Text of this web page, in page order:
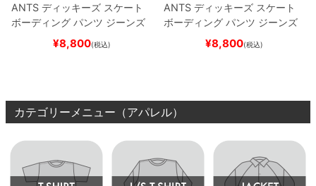
ANTS ディッキーズ スケート
ボーディング パンツ ジーンズ
SLIM FIT 30 LENGTH
スケートボード スケボ
¥8,800(税込)
ANTS ディッキーズ スケート
ボーディング パンツ ジーンズ
SLIM FIT 30 LENGTH
スケートボード スケボー
¥8,800(税込)
カテゴリーメニュー（アパレル）